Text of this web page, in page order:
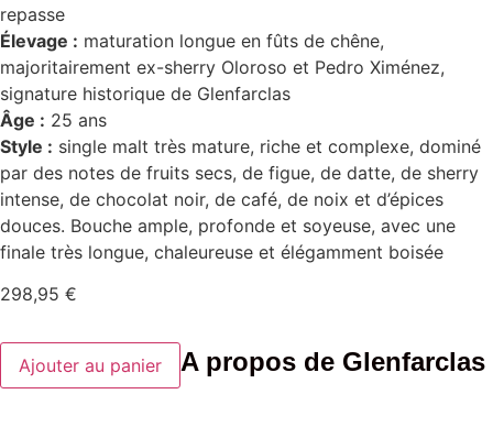
repasse
Élevage : maturation longue en fûts de chêne,
majoritairement ex-sherry Oloroso et Pedro Ximénez,
signature historique de Glenfarclas
Âge : 25 ans
Style : single malt très mature, riche et complexe, dominé
par des notes de fruits secs, de figue, de datte, de sherry
intense, de chocolat noir, de café, de noix et d’épices
douces. Bouche ample, profonde et soyeuse, avec une
finale très longue, chaleureuse et élégamment boisée
298,95 €
quantité
de
Glenfarclas
Ajouter au panier A propos de Glenfarclas